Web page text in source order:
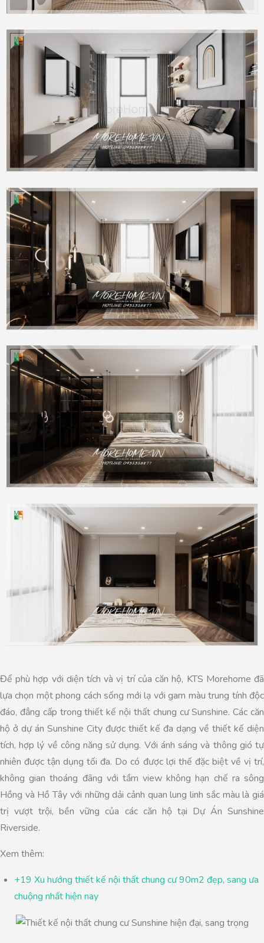
Để phù hợp với diện tích và vị trí của căn hộ, KTS Morehome đã
lựa chọn một phong cách sống mới lạ với gam màu trung tính độc
đáo, đẳng cấp trong thiết kế nội thất chung cư Sunshine. Các căn
hộ ở dự án Sunshine City được thiết kế đa dạng về thiết kế diện
tích, hợp lý về công năng sử dụng. Với ánh sáng và thông gió tự
nhiên được tận dụng tối đa. Do có được lợi thế đặc biệt về vị trí,
không gian thoáng đãng với tầm view không hạn chế ra sông
Hồng và Hồ Tây với những dải cảnh quan lung linh sắc màu là giá
trị vượt trội, bền vững của các căn hộ tại Dự Án Sunshine
Riverside.
Xem thêm:
+19 Xu hướng thiết kế nội thất chung cư 90m2 đẹp, sang ưa
chuộng nhất hiện nay